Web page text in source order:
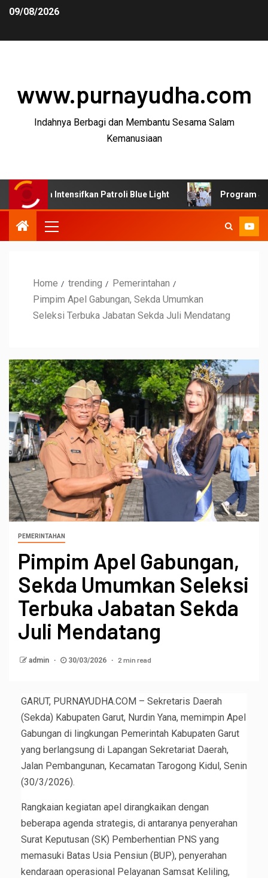
09/08/2026
www.purnayudha.com
Indahnya Berbagi dan Membantu Sesama Salam
Kemanusiaan
Intensifkan Patroli Blue Light Program SUJUD
Home trending
Pemerintahan
Pimpim Apel Gabungan, Sekda Umumkan
Seleksi Terbuka Jabatan Sekda Juli Mendatang
PEMERINTAHAN
Pimpim Apel Gabungan,
Sekda Umumkan Seleksi
Terbuka Jabatan Sekda
Juli Mendatang
admin 30/03/2026 2 min read
GARUT, PURNAYUDHA.COM – Sekretaris Daerah
(Sekda) Kabupaten Garut, Nurdin Yana, memimpin Apel
Gabungan di lingkungan Pemerintah Kabupaten Garut
yang berlangsung di Lapangan Sekretariat Daerah,
Jalan Pembangunan, Kecamatan Tarogong Kidul, Senin
(30/3/2026).
Rangkaian kegiatan apel dirangkaikan dengan
beberapa agenda strategis, di antaranya penyerahan
Surat Keputusan (SK) Pemberhentian PNS yang
memasuki Batas Usia Pensiun (BUP), penyerahan
kendaraan operasional Pelayanan Samsat Keliling,